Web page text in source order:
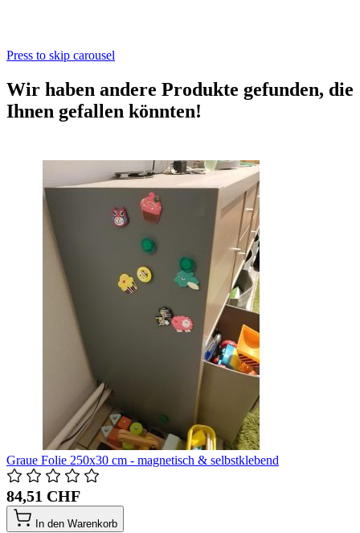
Press to skip carousel
Wir haben andere Produkte gefunden, die
Ihnen gefallen könnten!
Graue Folie 250x30 cm - magnetisch & selbstklebend
84,51 CHF
In den Warenkorb